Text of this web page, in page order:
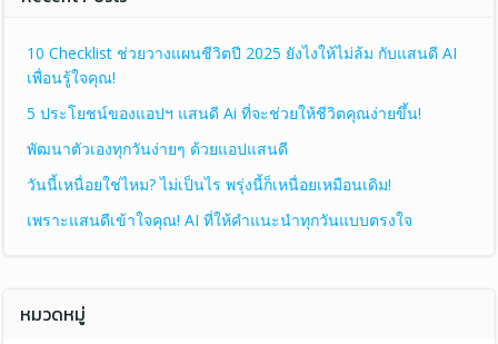
10 Checklist ช่วยวางแผนชีวิตปี 2025 ยังไงให้ไม่ล้ม กับแสนดี AI
เพื่อนรู้ใจคุณ!
5 ประโยชน์ของแอปฯ แสนดี Ai ที่จะช่วยให้ชีวิตคุณง่ายขึ้น!
พัฒนาตัวเองทุกวันง่ายๆ ด้วยแอปแสนดี
วันนี้เหนื่อยใช่ไหม? ไม่เป็นไร พรุ่งนี้ก็เหนื่อยเหมือนเดิม!
เพราะแสนดีเข้าใจคุณ! AI ที่ให้คำแนะนำทุกวันแบบตรงใจ
หมวดหมู่